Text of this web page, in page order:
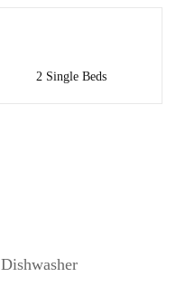
2 Single Beds
Dishwasher